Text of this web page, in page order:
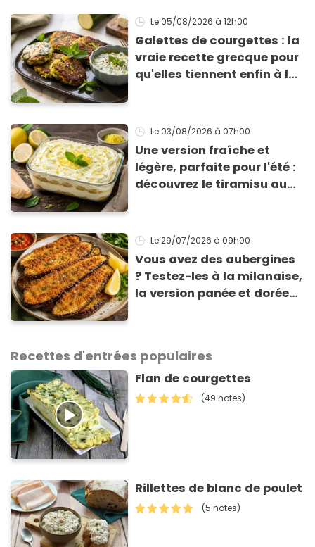
Le 05/08/2026 à 12h00
Galettes de courgettes : la
vraie recette grecque pour
qu'elles tiennent enfin à la
Le 03/08/2026 à 07h00
Une version fraîche et
légère, parfaite pour l'été :
découvrez le tiramisu au
Le 29/07/2026 à 09h00
Vous avez des aubergines
? Testez-les à la milanaise,
la version panée et dorée
Recettes d'entrées populaires
Flan de courgettes
(49 notes)
Rillettes de blanc de poulet
(5 notes)